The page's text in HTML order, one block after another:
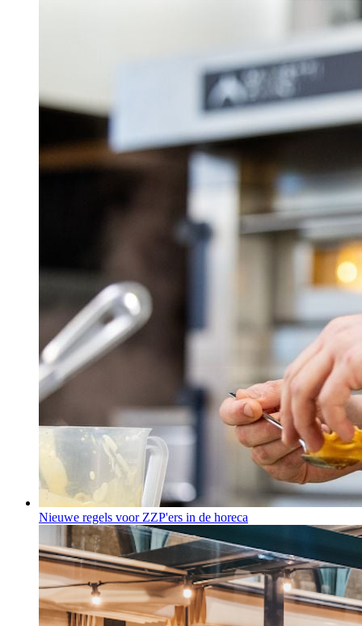
Nieuwe regels voor ZZP'ers in de horeca